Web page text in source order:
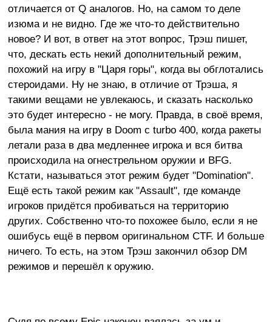
отличается от Q аналогов. Но, на самом то деле
изюма и не видно. Где же что-то действительно
новое? И вот, в ответ на этот вопрос, Трэш пишет,
что, дескать есть некий дополнительный режим,
похожий на игру в "Царя горы", когда вы обглотались
стероидами. Ну не знаю, в отличие от Трэша, я
такими вещами не увлекаюсь, и сказать насколько
это будет интересно - не могу. Правда, в своё время,
была мания на игру в Doom с turbo 400, когда ракеты
летали раза в два медленнее игрока и вся битва
происходила на огнестрельном оружии и BFG.
Кстати, называться этот режим будет "Domination".
Ещё есть такой режим как "Assault", где команде
игроков придётся пробиваться на территорию
других. Собственно что-то похожее было, если я не
ошибусь ещё в первом оригинальном CTF. И больше
ничего. То есть, на этом Трэш закончил обзор DM
режимов и перешёл к оружию.